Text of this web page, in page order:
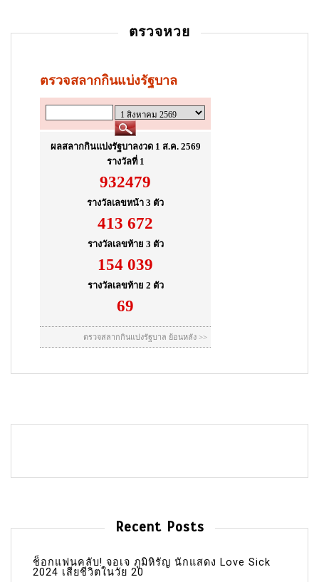
ตรวจหวย
Recent Posts
ช็อกแฟนคลับ! จอเจ ภูมิหิรัญ นักแสดง Love Sick
2024 เสียชีวิตในวัย 20